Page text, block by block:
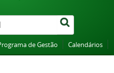
de Gestão Calendários